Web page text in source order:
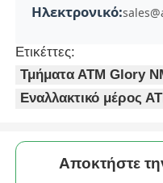
Ηλεκτρονικό:
Ετικέττες:
Τμήματα ΑΤΜ Glory
Εναλλακτικό μέρος
Αποκτήστε